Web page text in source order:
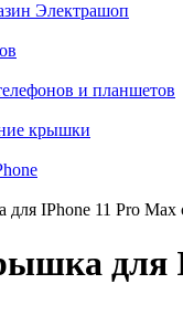
Электрашоп
и планшетов
крышки
для IPhone 11 Pro Max
для